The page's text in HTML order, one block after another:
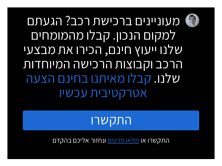
מעוניינים ברכישת רכב? הגעתם
למקום הנכון. קבלו מהמומחים
שלנו ייעוץ חינם, הכירו את מבצעי
הרכב וקבוצות הרכישה המיוחדות
שלנו. קבלו מאיתנו בחינם הצעה
אטרקטיבית עכשיו
התקשרו
התקשרו או מלאו פרטים ונחזור אליכם בהקדם